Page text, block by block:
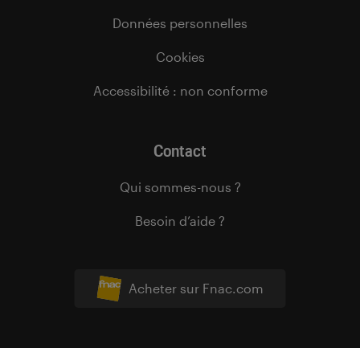
Acheter sur Fnac.com
Données personnelles
Cookies
Accessibilité : non conforme
Contact
Qui sommes-nous ?
Besoin d’aide ?